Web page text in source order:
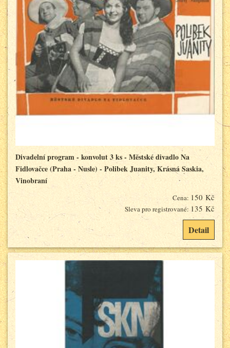
Divadelní program - konvolut 3 ks - Městské divadlo Na
Fidlovačce (Praha - Nusle) - Polibek Juanity, Krásná Saskia,
Vinobraní
Cena: 150 Kč
Sleva pro registrované: 135 Kč
Detail